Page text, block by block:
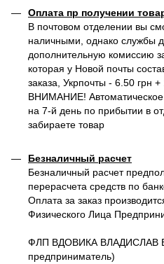
Оплата пр получении
В почтовом отделении вы
наличными, однако службы
дополнительную комиссию
которая у Новой почты
заказа, Укрпочты - 6.50 грн +
ВНИМАНИЕ! Автоматическое
на 7-й день по прибытии в
забираете товар
Безналичный расчет
Безналичный расчет
перерасчета средств по
Оплата за заказ
Физического Лица
ФЛП ВДОВИКА ВЛАДИСЛАВ
предприниматель)